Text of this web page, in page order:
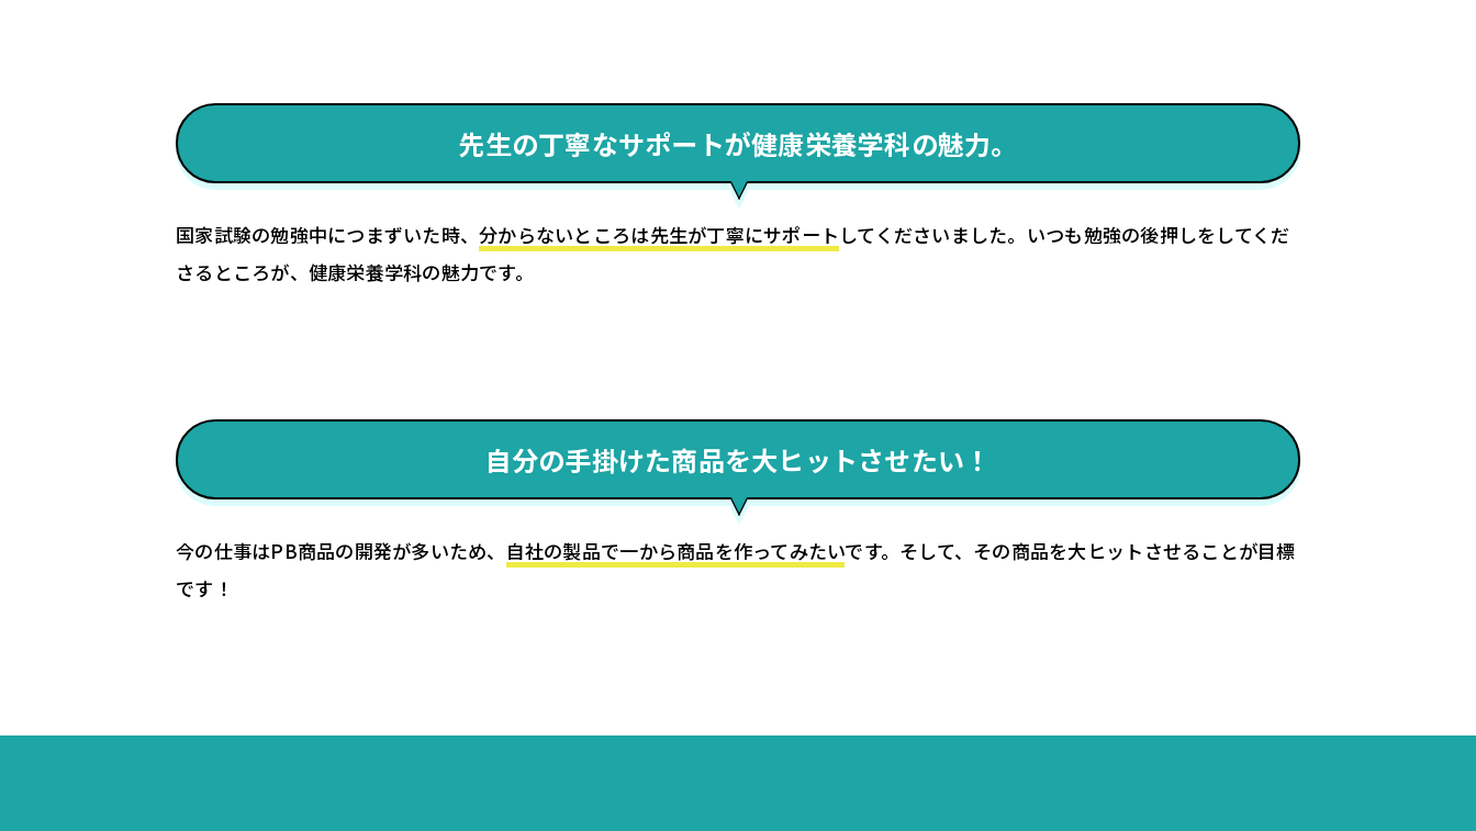
先生の丁寧なサポートが健康栄養学科の魅力。
国家試験の勉強中につまずいた時、分からないところは先生が丁寧にサポート してくださいました。いつも勉強の後押しをしてくだ
さるところが、健康栄養学科の魅力です。
自分の手掛けた商品を大ヒットさせたい！
今の仕事はPB商品の開発が多いため、 自社の製品で一から商品を作ってみたいです。そして、その商品を大ヒットさせることが目標
です！